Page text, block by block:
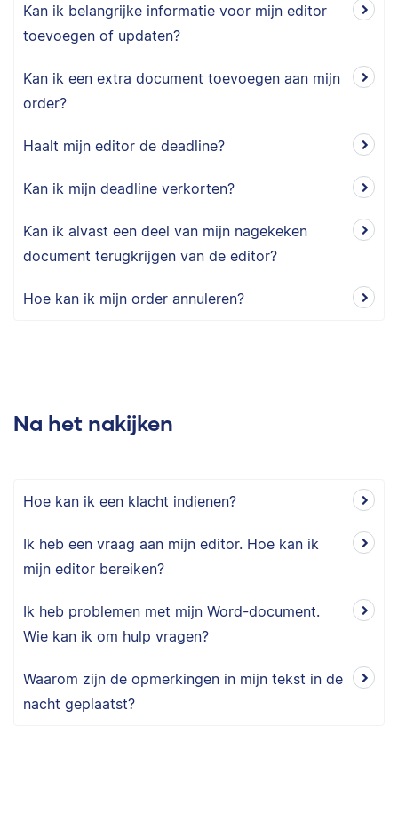
Kan ik belangrijke informatie voor mijn editor
toevoegen of updaten?
Kan ik een extra document toevoegen aan mijn
order?
Haalt mijn editor de deadline?
Kan ik mijn deadline verkorten?
Kan ik alvast een deel van mijn nagekeken
document terugkrijgen van de editor?
Hoe kan ik mijn order annuleren?
Na het nakijken
Hoe kan ik een klacht indienen?
Ik heb een vraag aan mijn editor. Hoe kan ik
mijn editor bereiken?
Ik heb problemen met mijn Word-document.
Wie kan ik om hulp vragen?
Waarom zijn de opmerkingen in mijn tekst in de
nacht geplaatst?